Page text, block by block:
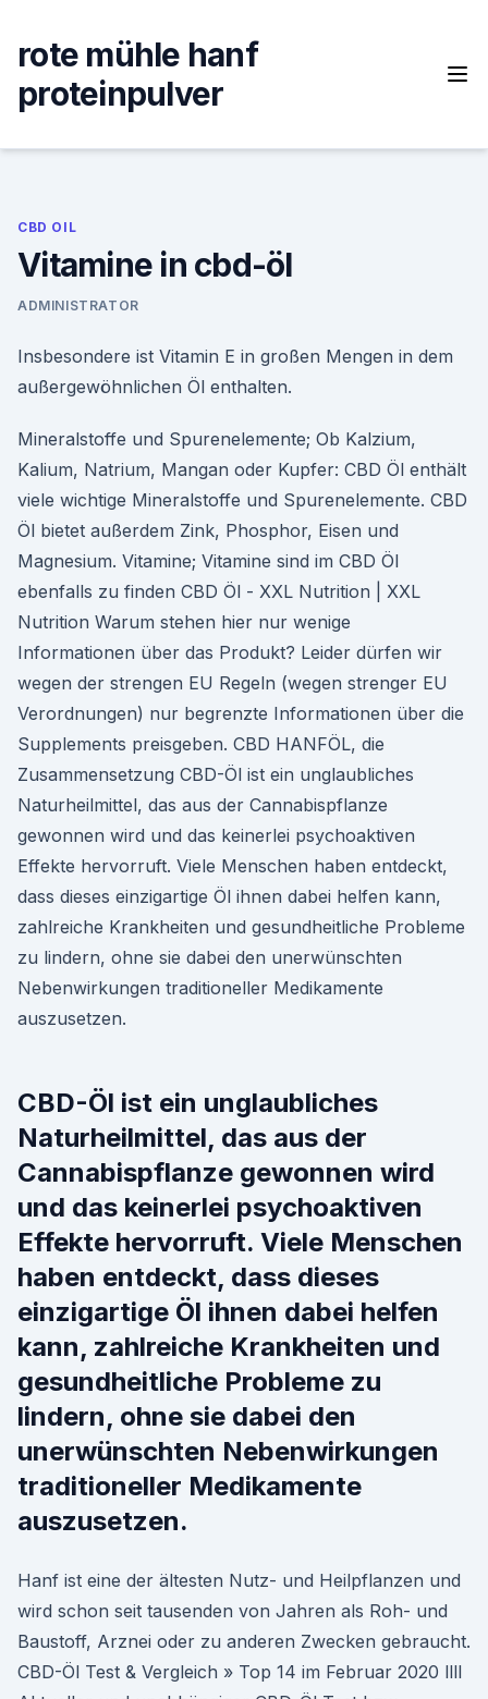
content
rote mühle hanf
proteinpulver
CBD OIL
Vitamine in cbd-öl
ADMINISTRATOR
Insbesondere ist Vitamin E in großen Mengen in dem
außergewöhnlichen Öl enthalten.
Mineralstoffe und Spurenelemente; Ob Kalzium,
Kalium, Natrium, Mangan oder Kupfer: CBD Öl enthält
viele wichtige Mineralstoffe und Spurenelemente. CBD
Öl bietet außerdem Zink, Phosphor, Eisen und
Magnesium. Vitamine; Vitamine sind im CBD Öl
ebenfalls zu finden CBD Öl - XXL Nutrition | XXL
Nutrition Warum stehen hier nur wenige
Informationen über das Produkt? Leider dürfen wir
wegen der strengen EU Regeln (wegen strenger EU
Verordnungen) nur begrenzte Informationen über die
Supplements preisgeben. CBD HANFÖL, die
Zusammensetzung CBD-Öl ist ein unglaubliches
Naturheilmittel, das aus der Cannabispflanze
gewonnen wird und das keinerlei psychoaktiven
Effekte hervorruft. Viele Menschen haben entdeckt,
dass dieses einzigartige Öl ihnen dabei helfen kann,
zahlreiche Krankheiten und gesundheitliche Probleme
zu lindern, ohne sie dabei den unerwünschten
Nebenwirkungen traditioneller Medikamente
auszusetzen.
CBD-Öl ist ein unglaubliches
Naturheilmittel, das aus der
Cannabispflanze gewonnen wird
und das keinerlei psychoaktiven
Effekte hervorruft. Viele Menschen
haben entdeckt, dass dieses
einzigartige Öl ihnen dabei helfen
kann, zahlreiche Krankheiten und
gesundheitliche Probleme zu
lindern, ohne sie dabei den
unerwünschten Nebenwirkungen
traditioneller Medikamente
auszusetzen.
Hanf ist eine der ältesten Nutz- und Heilpflanzen und
wird schon seit tausenden von Jahren als Roh- und
Baustoff, Arznei oder zu anderen Zwecken gebraucht.
CBD-Öl Test & Vergleich » Top 14 im Februar 2020 llll